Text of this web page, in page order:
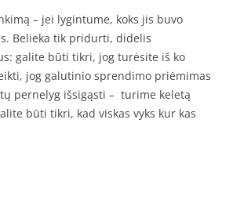
– jei lygintume, koks jis buvo
Belieka tik pridurti, didelis
galite būti tikri, jog turėsite iš ko
jog galutinio sprendimo priėmimas
pernelyg išsigąsti – turime keletą
būti tikri, kad viskas vyks kur kas